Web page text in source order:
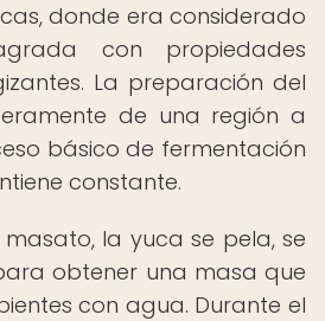
donde era considerado
con propiedades
La preparación del
de una región a
básico de fermentación
constante.
la yuca se pela, se
obtener una masa que
con agua. Durante el